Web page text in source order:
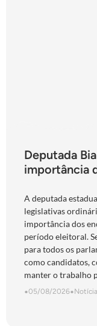
Deputada
importância
“obrigação
A deputada
legislativas
importância dos
período eleitoral.
para todos os
como candidatos,
manter o trabalho
•05/08/2026•